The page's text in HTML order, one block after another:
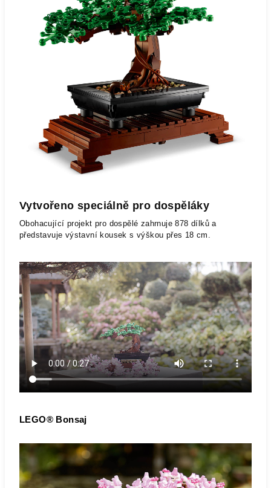
Vytvořeno speciálně pro dospěláky
Obohacující projekt pro dospělé zahrnuje 878 dílků a
představuje výstavní kousek s výškou přes 18 cm.
LEGO® Bonsaj